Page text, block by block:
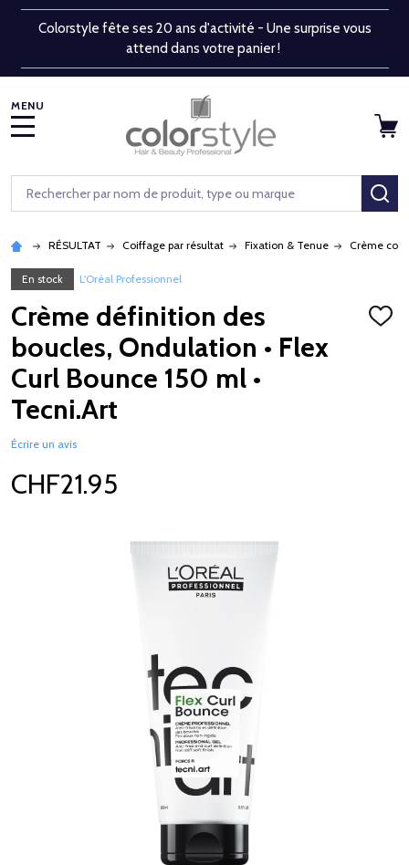
Colorstyle fête ses 20 ans d'activité - Une surprise vous
attend dans votre panier !
Rechercher
RÉSULTAT Coiffage par résultat Fixation & Tenue Crème
En stock L'Oréal Professionnel
Crème définition des
boucles, Ondulation • Flex
Curl Bounce 150 ml •
Tecni.Art
Écrire un avis
CHF21.95